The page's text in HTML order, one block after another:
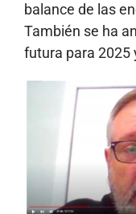
balance de las
También se ha
futura para 2025